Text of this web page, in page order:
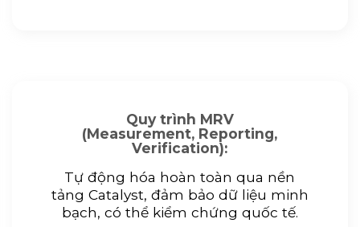
Quy trình MRV
(Measurement, Reporting,
Verification):
Tự động hóa hoàn toàn qua nền
tảng Catalyst, đảm bảo dữ liệu minh
bạch, có thể kiểm chứng quốc tế.